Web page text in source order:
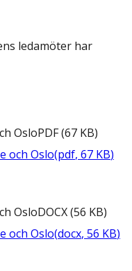
ledamöter har
OsloPDF(67 KB)
och Oslo(pdf, 67 KB)
OsloDOCX(56 KB)
och Oslo(docx, 56 KB)